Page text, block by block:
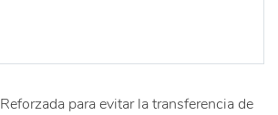
para evitar la transferencia de